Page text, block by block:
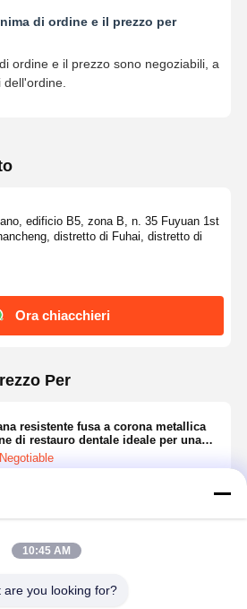
di ordine e il prezzo per
ordine e il prezzo sono negoziabili, a
edificio B5, zona B, n. 35 Fuyuan 1st
distretto di Fuhai, distretto di
Ora chiacchieri
Per
resistente fusa a corona metallica
di restauro dentale ideale per una
e un aspetto naturale
Continua
10:45 AM
are you looking for?